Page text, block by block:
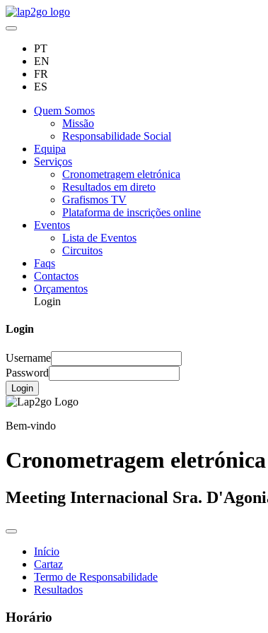
PT
EN
FR
ES
Quem Somos
Missão
Responsabilidade Social
Equipa
Serviços
Cronometragem eletrónica
Resultados em direto
Grafismos TV
Plataforma de inscrições online
Eventos
Lista de Eventos
Circuitos
Faqs
Contactos
Orçamentos
Login
Login
Username
Password
Login
Bem-vindo
Cronometragem
Meeting Internacional Sra.
Início
Cartaz
Termo de Responsabilidade
Resultados
Horário